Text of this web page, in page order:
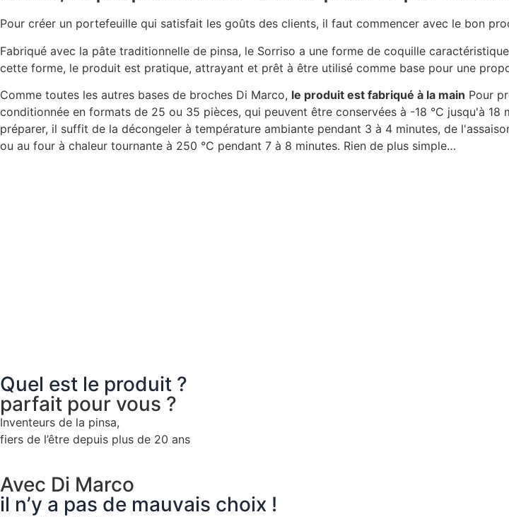
Pour créer un portefeuille qui satisfait les goûts des clients, il faut commencer avec le bon
Fabriqué avec la pâte traditionnelle de pinsa, le Sorriso a une forme de coquille
cette forme, le produit est pratique, attrayant et prêt à être utilisé comme base pour une
Comme toutes les autres bases de broches Di Marco, le produit est fabriqué à la main Pour
conditionnée en formats de 25 ou 35 pièces, qui peuvent être conservées à -18 °C jusqu'à
préparer, il suffit de la décongeler à température ambiante pendant 3 à 4 minutes, de
ou au four à chaleur tournante à 250 °C pendant 7 à 8 minutes. Rien de plus simple…
Quel est le produit ?
parfait pour vous ?
Inventeurs de la pinsa,
fiers de l’être depuis plus de 20 ans
Avec Di Marco
il n’y a pas de mauvais choix !